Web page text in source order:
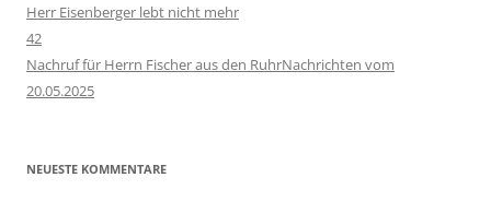
Herr Eisenberger lebt nicht mehr
42
Nachruf für Herrn Fischer aus den RuhrNachrichten vom
20.05.2025
NEUESTE KOMMENTARE